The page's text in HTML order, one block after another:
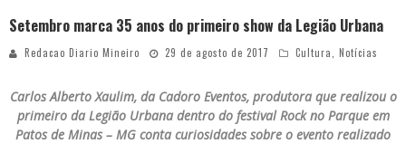
Yan traz a turnê nacional do PagodYANdo para Belo Horizonte
Setembro marca 35 anos do primeiro show da Legião Urbana
Redacao Diario Mineiro 29 de agosto de 2017 Cultura Notícias
Carlos Alberto Xaulim, da Cadoro Eventos, produtora que realizou o
primeiro da Legião Urbana dentro do festival Rock no Parque em
Patos de Minas – MG conta curiosidades sobre o evento realizado